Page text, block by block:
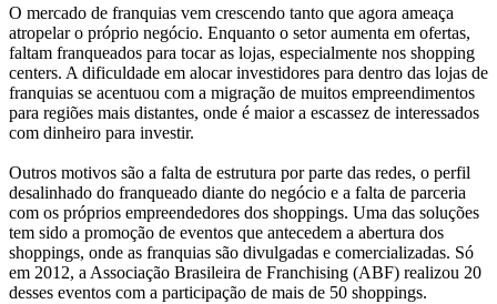
O mercado de franquias vem crescendo tanto que agora ameaça
atropelar o próprio negócio. Enquanto o setor aumenta em ofertas,
faltam franqueados para tocar as lojas, especialmente nos shopping
centers. A dificuldade em alocar investidores para dentro das lojas de
franquias se acentuou com a migração de muitos empreendimentos
para regiões mais distantes, onde é maior a escassez de interessados
com dinheiro para investir.
Outros motivos são a falta de estrutura por parte das redes, o perfil
desalinhado do franqueado diante do negócio e a falta de parceria
com os próprios empreendedores dos shoppings. Uma das soluções
tem sido a promoção de eventos que antecedem a abertura dos
shoppings, onde as franquias são divulgadas e comercializadas. Só
em 2012, a Associação Brasileira de Franchising (ABF) realizou 20
desses eventos com a participação de mais de 50 shoppings.